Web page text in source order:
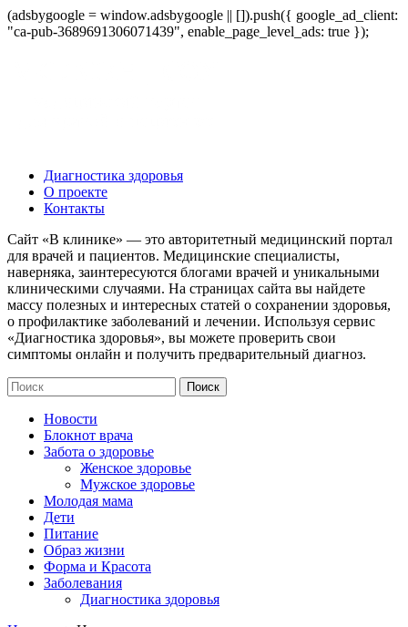
(adsbygoogle = window.adsbygoogle || []).push({ google_ad_client:
"ca-pub-3689691306071439", enable_page_level_ads: true });
Диагностика здоровья
О проекте
Контакты
Сайт «В клинике» — это авторитетный медицинский портал
для врачей и пациентов. Медицинские специалисты,
наверняка, заинтересуются блогами врачей и уникальными
клиническими случаями. На страницах сайта вы найдете
массу полезных и интересных статей о сохранении здоровья,
о профилактике заболеваний и лечении. Используя сервис
«Диагностика здоровья», вы можете проверить свои
симптомы онлайн и получить предварительный диагноз.
Новости
Блокнот врача
Забота о здоровье
Женское здоровье
Мужское здоровье
Молодая мама
Дети
Питание
Образ жизни
Форма и Красота
Заболевания
Диагностика здоровья